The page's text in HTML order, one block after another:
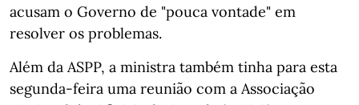
acusam o Governo de "pouca vontade" em
resolver os problemas.
Além da ASPP, a ministra também tinha para esta
segunda-feira uma reunião com a Associação